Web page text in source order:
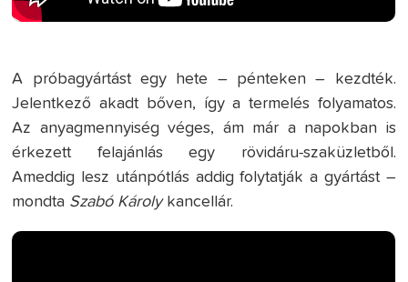
A próbagyártást egy hete – pénteken – kezdték.
Jelentkező akadt bőven, így a termelés folyamatos.
Az anyagmennyiség véges, ám már a napokban is
érkezett felajánlás egy rövidáru-szaküzletből.
Ameddig lesz utánpótlás addig folytatják a gyártást –
mondta Szabó Károlykancellár.